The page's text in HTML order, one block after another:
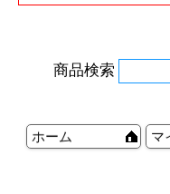
商品検索
ホーム マ